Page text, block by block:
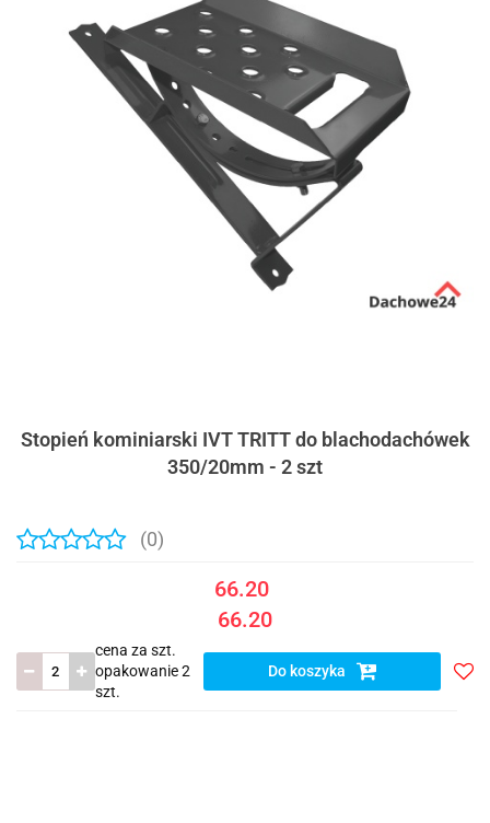
Stopień kominiarski IVT TRITT do blachodachówek
350/20mm - 2 szt
(0)
66.20
66.20
cena za szt.
opakowanie 2
szt.
Do koszyka